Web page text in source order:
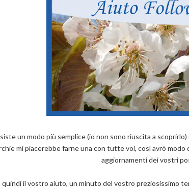
un modo più semplice (io non sono riuscita a
mi piacerebbe farne una con tutte voi, così avrò modo
aggiornamenti dei vostri
quindi il vostro aiuto, un minuto del vostro preziosissimo